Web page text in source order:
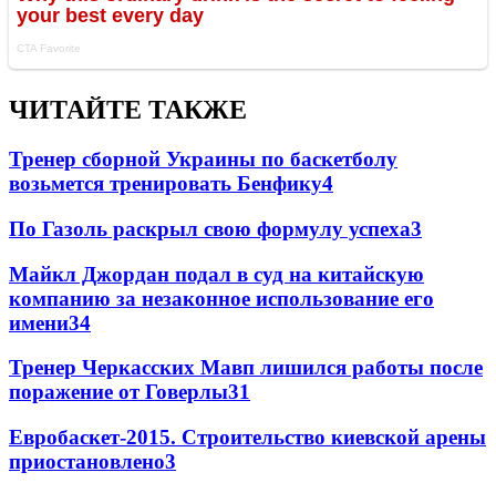
ЧИТАЙТЕ ТАКЖЕ
Тренер сборной Украины по баскетболу
возьмется тренировать Бенфику4
По Газоль раскрыл свою формулу успеха3
Майкл Джордан подал в суд на китайскую
компанию за незаконное использование его
имени34
Тренер Черкасских Мавп лишился работы после
поражение от Говерлы31
Евробаскет-2015. Строительство киевской арены
приостановлено3